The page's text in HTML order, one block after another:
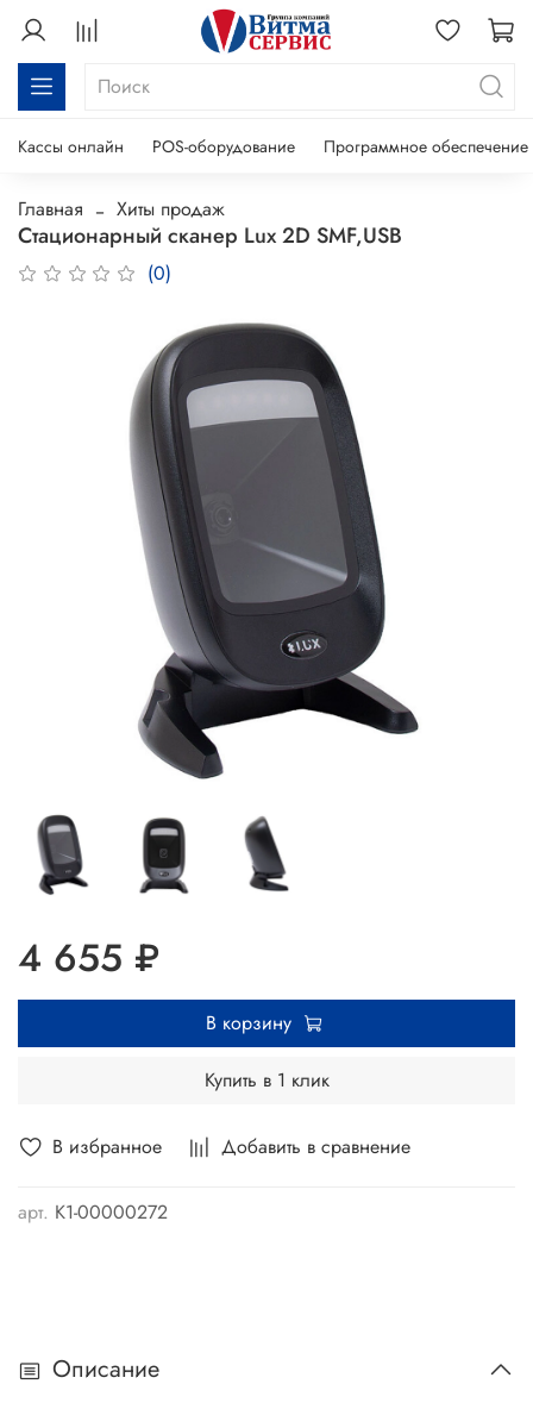
Кассы онлайн POS-оборудование Программное обеспечение
Главная Хиты продаж
Стационарный сканер Lux 2D SMF,USB
(0)
В избранное Добавить в сравнение
арт. K1-00000272
4 655 ₽
В корзину
Купить в 1 клик
Описание